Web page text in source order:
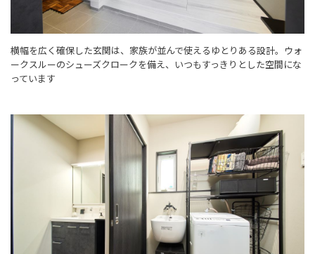
横幅を広く確保した玄関は、家族が並んで使えるゆとりある設計。ウォ
ークスルーのシューズクロークを備え、いつもすっきりとした空間にな
っています